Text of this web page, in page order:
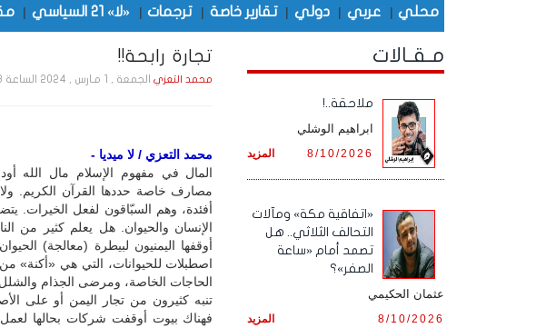
محلي | عربي | دولي | تقارير خاصة | ترجمات | «لا» 21 السياسي |
تجارة رابحة!!
محمد التعزيالجمعة , 1 مـارس , 2024 الساعة 6:19:03 PM
محمد التعزي / لا ميديا -
المال في مفهوم الإسلام مال الله
مصارف خاصة حددها القرآن الكريم.
أفئدة، وهم السبّاقون لفعل الخيرات.
الإنسان والحيوان. هل يعلم كثير من
أوقفها اليمنيون لبيطرة (معالجة)
اصطبلات للحيوانات، التي هي «أكنة»
الحاجات الخاصة، ومرضى الجذام
تنبه كثيرون من تجار اليمن أو على
فهناك بيوت أوقفت شركات بحالها
مـقـالات
ملاحقة..!
ابراهيم الوشلي
المزيد 8/10/2026
«اتفاقية مكة» ومآلات
التحالف الثلاثي.. هل
تصمد أمام «ساعة
الصفر»؟
عثمان الحكيمي
المزيد 8/10/2026